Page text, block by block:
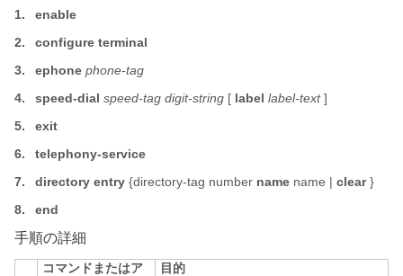
1.
enable
2.
configure terminal
3.
ephone phone-tag
4.
speed-dial speed-tag digit-string [ label label-text]
5.
exit
6.
telephony-service
7.
directory entry {directory-tag number name name | clear}
8.
end
手順の詳細
コマンドまたはア
目的